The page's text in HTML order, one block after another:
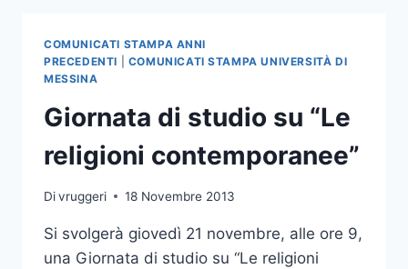
GIARDINO
DI
SCIENZE
GIURIDICHE
COMUNICATI STAMPA ANNI
PRECEDENTI
COMUNICATI STAMPA UNIVERSITÀ DI
MESSINA
Giornata di studio su “Le
religioni contemporanee”
Divruggeri 18 Novembre 2013
Si svolgerà giovedì 21 novembre, alle ore 9,
una Giornata di studio su “Le religioni